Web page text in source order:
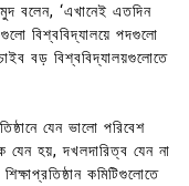
বলেন, ‘এখানেই এতদিন
বিশ্ববিদ্যালয়ে পদগুলো
বড় বিশ্ববিদ্যালয়গুলোতে
যেন ভালো পরিবেশ
যেন হয়, দখলদারিত্ব যেন না
কমিটিগুলোতে